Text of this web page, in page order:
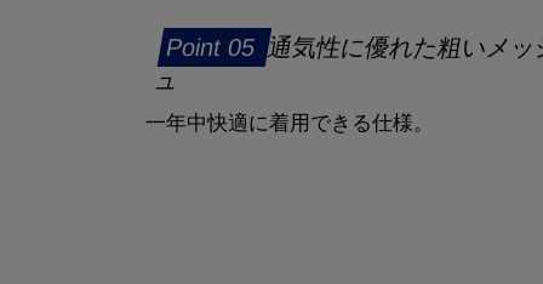
通気性に優れた粗いメッ
ュ
一年中快適に着用できる仕様。